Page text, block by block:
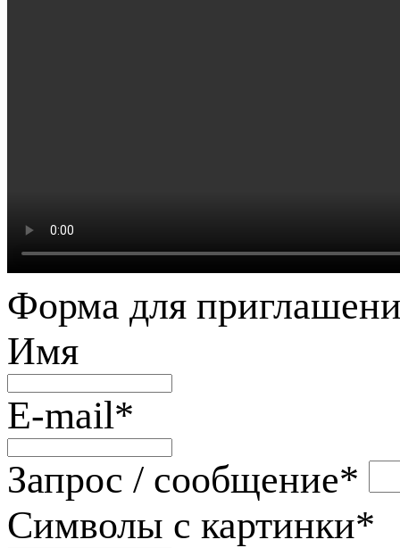
Форма для
Имя
E-mail*
Запрос / сообщение*
Символы с картинки*